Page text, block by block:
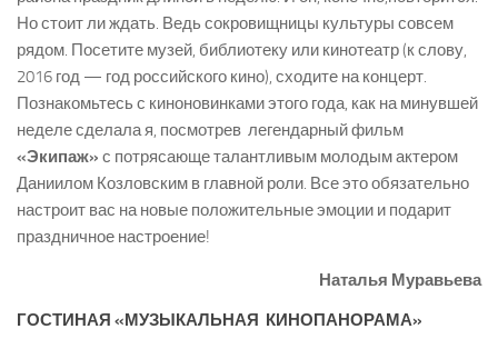
Но стоит ли ждать. Ведь сокровищницы культуры совсем
рядом. Посетите музей, библиотеку или кинотеатр (к слову,
2016 год — год российского кино), сходите на концерт.
Познакомьтесь с киноновинками этого года, как на минувшей
неделе сделала я, посмотрев легендарный фильм
«Экипаж» с потрясающе талантливым молодым актером
Даниилом Козловским в главной роли. Все это обязательно
настроит вас на новые положительные эмоции и подарит
праздничное настроение!
Наталья Муравьева
ГОСТИНАЯ «МУЗЫКАЛЬНАЯ КИНОПАНОРАМА»